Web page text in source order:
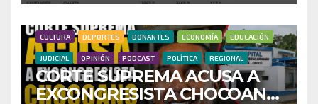
CULTURA DEPORTES DONANTES ECONOMÍA EDUCACIÓN
JUDICIAL OPINIÓN PODCAST POLÍTICA REGIONAL
CORTE SUPREMA ACUSA A
EXCONGRESISTA CHOCOANO